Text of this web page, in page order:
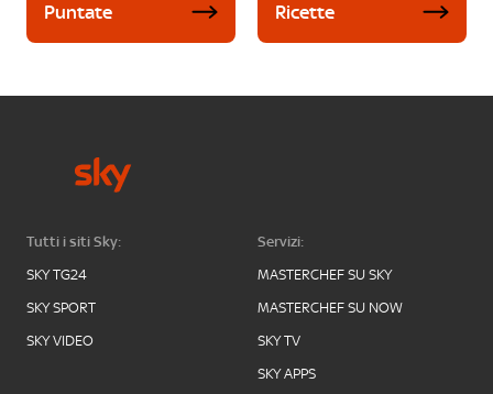
Puntate Ricette
Tutti i siti Sky:
SKY TG24
SKY SPORT
SKY VIDEO
Servizi:
MASTERCHEF SU SKY
MASTERCHEF SU NOW
SKY TV
SKY APPS